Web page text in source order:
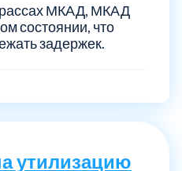
МКАД, МКАД
состоянии, что
задержек.
утилизацию